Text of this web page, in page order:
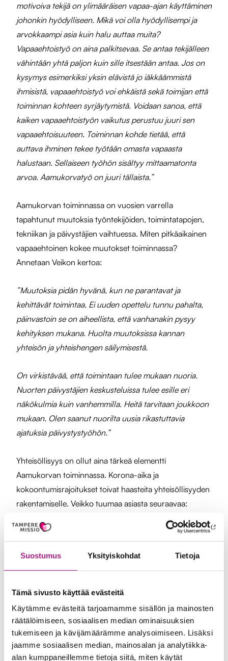
Suostumus Yksityiskohdat Tietoja
Tämä sivusto käyttää evästeitä
Käytämme evästeitä tarjoamamme sisällön ja mainosten
räätälöimiseen, sosiaalisen median ominaisuuksien
tukemiseen ja kävijämäärämme analysoimiseen. Lisäksi
jaamme sosiaalisen median, mainosalan ja analytiikka-
alan kumppaneillemme tietoja siitä, miten käytät
motivoiva tekijä on ylimääräisen vapaa-ajan käyttäminen
johonkin hyödylliseen. Mikä voi olla hyödyllisempi ja
arvokkaampi asia kuin halu auttaa muita?
Vapaaehtoistyö on aina palkitsevaa. Se antaa tekijälleen
vähintään yhtä paljon kuin sille itsestään antaa. Jos on
kysymys esimerkiksi yksin elävistä jo iäkkäämmistä
ihmisistä, vapaaehtoistyö voi ehkäistä sekä toimijan että
toiminnan kohteen syrjäytymistä. Voidaan sanoa, että
kaiken vapaaehtoistyön vaikutus perustuu juuri sen
vapaaehtoisuuteen. Toiminnan kohde tietää, että
auttava ihminen tekee työtään omasta vapaasta
halustaan. Sellaiseen työhön sisältyy mittaamatonta
arvoa. Aamukorvatyö on juuri tällaista.”
Aamukorvan toiminnassa on vuosien varrella
tapahtunut muutoksia työntekijöiden, toimintatapojen,
tekniikan ja päivystäjien vaihtuessa. Miten pitkäaikainen
vapaaehtoinen kokee muutokset toiminnassa?
Annetaan Veikon kertoa:
”Muutoksia pidän hyvänä, kun ne parantavat ja
kehittävät toimintaa. Ei uuden opettelu tunnu pahalta,
päinvastoin se on aiheellista, että vanhanakin pysyy
kehityksen mukana. Huolta muutoksissa kannan
yhteisön ja yhteishengen säilymisestä.
On virkistävää, että toimintaan tulee mukaan nuoria.
Nuorten päivystäjien keskusteluissa tulee esille eri
näkökulmia kuin vanhemmilla. Heitä tarvitaan joukkoon
mukaan. Olen saanut nuorilta uusia rikastuttavia
ajatuksia päivystystyöhön.”
Yhteisöllisyys on ollut aina tärkeä elementti
Aamukorvan toiminnassa. Korona-aika ja
kokoontumisrajoitukset toivat haasteita yhteisöllisyyden
rakentamiselle. Veikko tuumaa asiasta seuraavaa:
”Poikkeusaikana yhteisöllisyys jäi tietysti vähemmälle.
sille, että tunnemme toisemme. Se todistettavasti lisää
motivaatiota, keskinäistä vastuuntuntoa ja sitoutumista
tehtävän suorittamiseen. Panostusta tarvitaan
yhteisöllisyyden rakentamiseen uudelleen, kun nyt taas
päästään kokoontumaan. Haluaisin tuntea
päivystäjäkollegojani, jotta voisimme olla hyvän päivän
tuttuja toiminnan ulkopuolellakin. Aamukorva on